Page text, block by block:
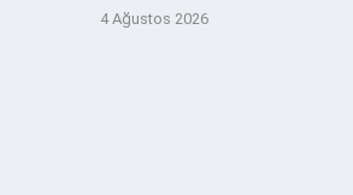
4 Ağustos 2026